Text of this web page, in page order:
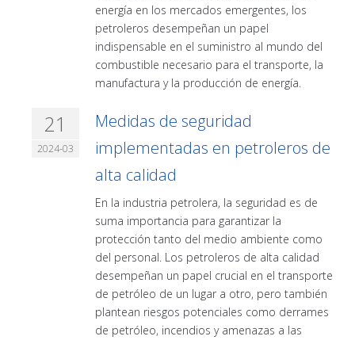
energía en los mercados emergentes, los
petroleros desempeñan un papel
indispensable en el suministro al mundo del
combustible necesario para el transporte, la
manufactura y la producción de energía.
21
2024-03
Medidas de seguridad
implementadas en petroleros de
alta calidad
En la industria petrolera, la seguridad es de
suma importancia para garantizar la
protección tanto del medio ambiente como
del personal. Los petroleros de alta calidad
desempeñan un papel crucial en el transporte
de petróleo de un lugar a otro, pero también
plantean riesgos potenciales como derrames
de petróleo, incendios y amenazas a las